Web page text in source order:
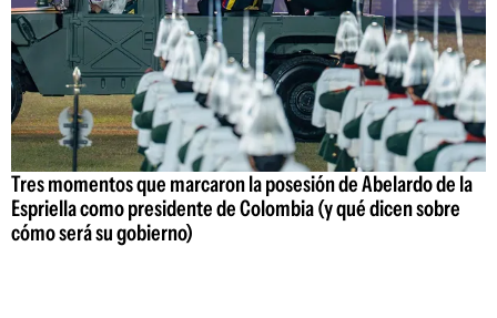
Tres momentos que marcaron la posesión de Abelardo de la
Espriella como presidente de Colombia (y qué dicen sobre
cómo será su gobierno)